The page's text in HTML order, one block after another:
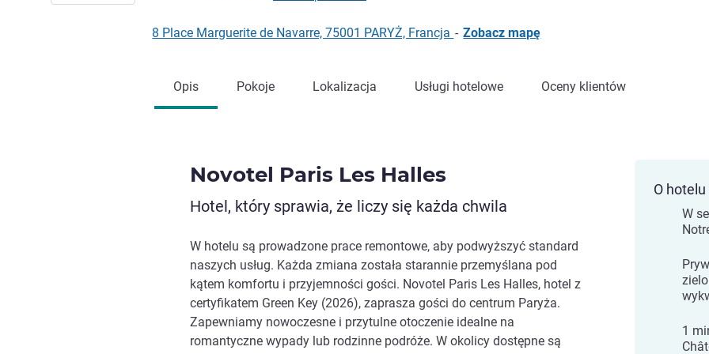
8 Place Marguerite de Navarre, 75001 PARYŻ, Francja - Zobacz mapę
Opis Pokoje Lokalizacja Usługi hotelowe Oceny klientów
Novotel Paris Les Halles
Hotel, który sprawia, że liczy się każda chwila
W hotelu są prowadzone prace remontowe, aby podwyższyć standard
naszych usług. Każda zmiana została starannie przemyślana pod
kątem komfortu i przyjemności gości. Novotel Paris Les Halles, hotel z
certyfikatem Green Key (2026), zaprasza gości do centrum Paryża.
Zapewniamy nowoczesne i przytulne otoczenie idealne na
romantyczne wypady lub rodzinne podróże. W okolicy dostępne są
O hotelu
W
1